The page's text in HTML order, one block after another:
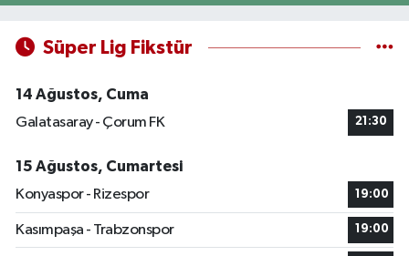
Süper Lig Fikstür
14 Ağustos, Cuma
Galatasaray - Çorum FK
21:30
15 Ağustos, Cumartesi
Konyaspor - Rizespor
19:00
Kasımpaşa - Trabzonspor 19:00